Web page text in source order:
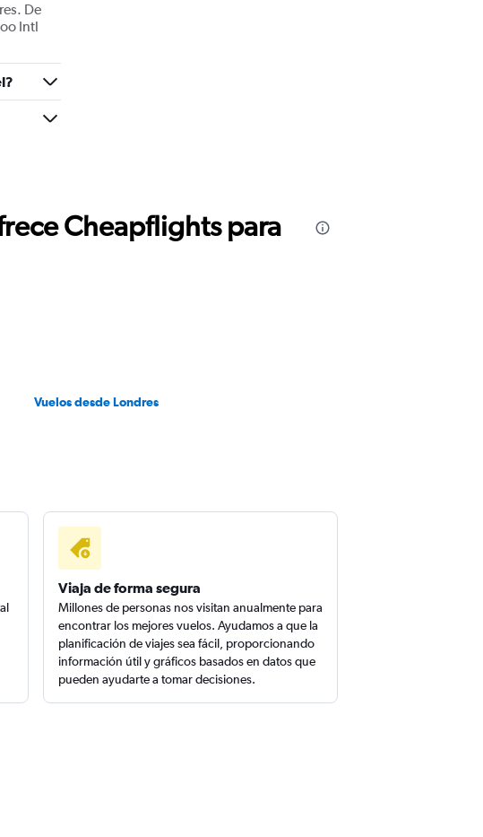
De
Intl
Cheapflights para
Vuelos desde Londres
Viaja de forma segura
Millones de personas nos visitan anualmente para
encontrar los mejores vuelos. Ayudamos a que la
planificación de viajes sea fácil, proporcionando
información útil y gráficos basados en datos que
pueden ayudarte a tomar decisiones.